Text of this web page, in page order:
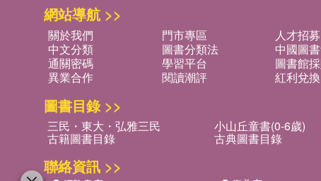
網站導航 >>
關於我們 門市專區 人才招募
中文分類
圖書分類法 中國圖
通關密碼
學習平台 圖書館
異業合作
閱讀潮評 紅利兌換
圖書目錄 >>
三民・東大・弘雅三民 小山丘童書(0-6歲)
古籍圖書目錄 古典圖書目錄
聯絡資訊 >>